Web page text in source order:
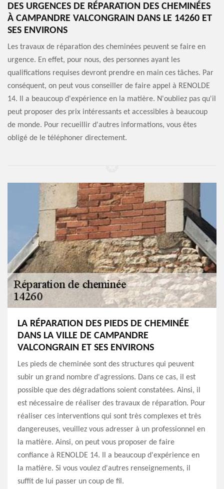
DES URGENCES DE RÉPARATION DES CHEMINÉES
À CAMPANDRE VALCONGRAIN DANS LE 14260 ET
SES ENVIRONS
Les travaux de réparation des cheminées peuvent se faire en
urgence. En effet, pour nous, des personnes ayant les
qualifications requises devront prendre en main ces tâches. Par
conséquent, on peut vous conseiller de faire appel à RENOLDE
14. Il a beaucoup d'expérience en la matière. N'oubliez pas qu'il
peut proposer des prix intéressants et accessibles à beaucoup
de monde. Pour recueillir d'autres informations, vous êtes
obligé de le téléphoner directement.
LA RÉPARATION DES PIEDS DE CHEMINÉE
DANS LA VILLE DE CAMPANDRE
VALCONGRAIN ET SES ENVIRONS
Les pieds de cheminée sont des structures qui peuvent
subir un grand nombre d'agressions. Dans ce cas, il est
possible que des dégradations soient constatées. Ainsi, il
est nécessaire de réaliser des travaux de réparation. Pour
réaliser ces interventions qui sont très complexes et très
dangereuses, veuillez vous adresser à un professionnel en
la matière. Ainsi, on peut vous proposer de faire
confiance à RENOLDE 14. Il a beaucoup d'expérience en
la matière. Si vous voulez d'autres renseignements, il
suffit de lui passer un coup de fil.